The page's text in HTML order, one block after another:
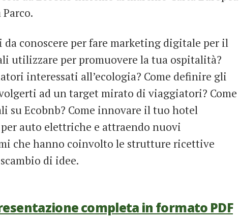
conoscere per fare marketing digitale per il
utilizzare per promuovere la tua ospitalità?
interessati all’ecologia? Come definire gli
ad un target mirato di viaggiatori? Come
su Ecobnb? Come innovare il tuo hotel
auto elettriche e attraendo nuovi
che hanno coinvolto le strutture ricettive
di idee.
completa in formato PDF